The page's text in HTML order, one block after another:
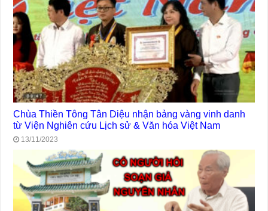
Chùa Thiền Tông Tân Diệu nhận bảng vàng vinh danh
từ Viện Nghiên cứu Lịch sử & Văn hóa Việt Nam
13/11/2023